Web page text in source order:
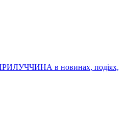
в новинах, подіях,